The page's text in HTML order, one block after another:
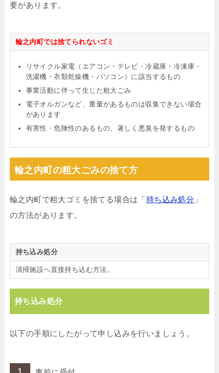
要があります。
輪之内町では捨てられないゴミ
リサイクル家電（エアコン・テレビ・冷蔵庫・冷凍庫・
洗濯機・衣類乾燥機・パソコン）に該当するもの
事業活動に伴って生じた粗大ごみ
電子オルガンなど、重量があるものは収集できない場合
があります
有害性・危険性のあるもの、著しく悪臭を発するもの
輪之内町の粗大ごみの捨て方
輪之内町で粗大ゴミを捨てる場合は「 持ち込み処分 」
の方法があります。
持ち込み処分
清掃施設へ直接持ち込む方法。
持ち込み処分
以下の手順にしたがって申し込みを行いましょう。